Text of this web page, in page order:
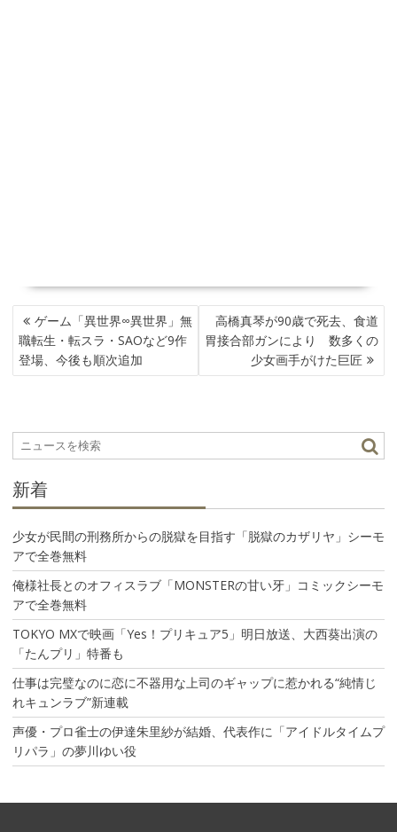
投
稿
ナ
ビ
シ
ョ
ゲーム「異世界∞異世界」無
職転生・転スラ・SAOなど9作
登場、今後も順次追加
高橋真琴が90歳で死去、食道
胃接合部ガンにより 数多くの
少女画手がけた巨匠
新着
少女が民間の刑務所からの脱獄を目指す「脱獄のカザリヤ」シーモ
アで全巻無料
俺様社長とのオフィスラブ「MONSTERの甘い牙」コミックシーモ
アで全巻無料
TOKYO MXで映画「Yes！プリキュア5」明日放送、大西葵出演の
「たんプリ」特番も
仕事は完璧なのに恋に不器用な上司のギャップに惹かれる“純情じ
れキュンラブ”新連載
声優・プロ雀士の伊達朱里紗が結婚、代表作に「アイドルタイムプ
リパラ」の夢川ゆい役